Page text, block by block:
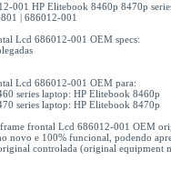
001 HP Elitebook 8460p 8470p
| 686012-001
Lcd 686012-001 OEM specs:
Lcd 686012-001 OEM para:
series laptop: HP Elitebook 8460p
series laptop: HP Elitebook 8470p
frontal Lcd 686012-001 OEM
novo e 100% funcional, podendo
controlada (original equipment